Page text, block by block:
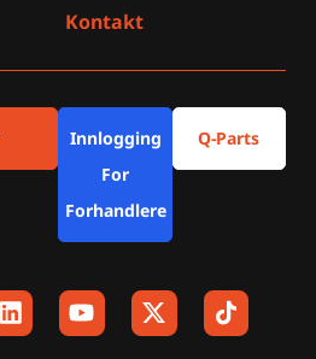
Kontakt
Innlogging
For
Forhandlere
Q-Parts
i
n
o
u
-
t